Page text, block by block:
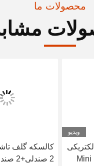
محصولات ما
ویدیو
گلف ماشین 48 ولت Mini
کالسکه گلف
2 صندلی+2 صندلی عقب